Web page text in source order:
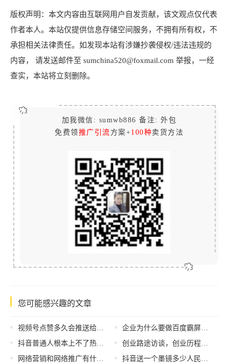
版权声明：本文内容由互联网用户自发贡献，该文观点仅代表
作者本人。本站仅提供信息存储空间服务，不拥有所有权，不
承担相关法律责任。如发现本站有涉嫌抄袭侵权/违法违规的
内容， 请发送邮件至 sumchina520@foxmail.com 举报，一经
查实，本站将立刻删除。
加我微信: sumwb886 备注: 外包
免费领 推广引流 方案+100种卖货方法
您可能感兴趣的文章
视频号点赞多久会推送给朋友，视频号点赞多久会推送给朋友呢？
抖音普通人根本上不了热门，抖音怎么上不了热门了捏
网络营销和网络推广有什么区别？
企业为什么要做百度霸屏推广？百度霸屏在网络营销推广中的作用是什么？
创业路途访谈，创业历程访谈？
抖音送一个墨镜多少人民币，抖音送墨镜等于多少人民币？